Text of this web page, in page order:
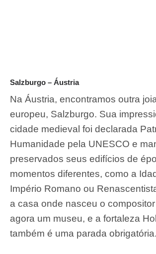
Salzburgo – Áustria
Na Áustria, encontramos outra
europeu, Salzburgo. Sua
cidade medieval foi declarada
Humanidade pela UNESCO e
preservados seus edifícios de
momentos diferentes, como a
Império Romano ou
a casa onde nasceu o
agora um museu, e a fortaleza
também é uma parada obrigatória.